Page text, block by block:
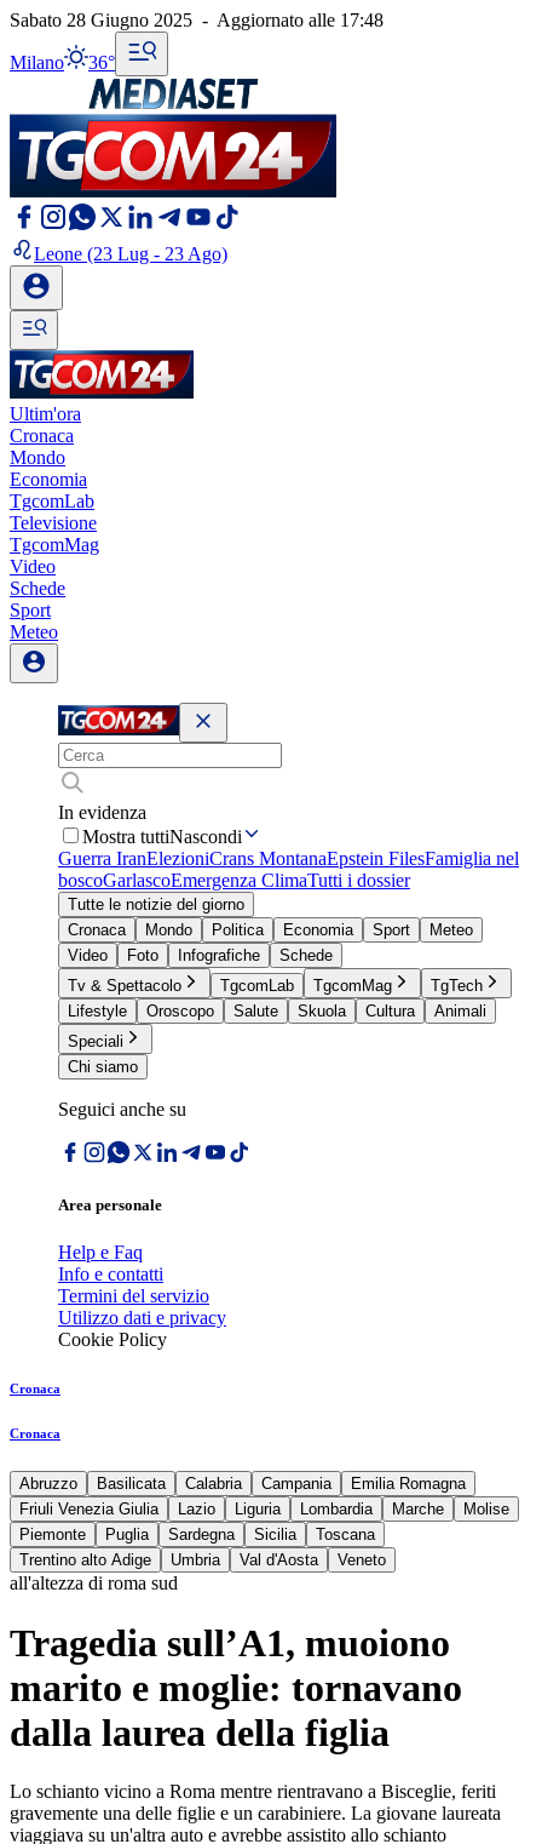
Sabato 28 Giugno 2025 - Aggiornato alle 17:48
Milano 36°
Leone (23 Lug - 23 Ago)
Ultim'ora
Cronaca
Mondo
Economia
TgcomLab
Televisione
TgcomMag
Video
Schede
Sport
Meteo
In evidenza
Mostra tuttiNascondi
Guerra IranElezioniCrans MontanaEpstein FilesFamiglia nel
boscoGarlascoEmergenza ClimaTutti i dossier
Tutte le notizie del giorno
Cronaca
Mondo Politica Economia Sport
Meteo
Video
Foto Infografiche
Schede
Tv & Spettacolo
TgcomLab TgcomMag
TgTech
Lifestyle
Oroscopo Salute Skuola Cultura
Animali
Speciali
Chi siamo
Seguici anche su
Area personale
Help e Faq
Info e contatti
Termini del servizio
Utilizzo dati e privacy
Cookie Policy
Cronaca
Cronaca
Abruzzo Basilicata Calabria Campania
Emilia Romagna
Friuli Venezia Giulia
Lazio Liguria Lombardia Marche
Molise
Piemonte
Puglia Sardegna Sicilia
Toscana
Trentino alto Adige
Umbria Val d'Aosta Veneto
all'altezza di roma sud
Tragedia sull’A1, muoiono
marito e moglie: tornavano
dalla laurea della figlia
Lo schianto vicino a Roma mentre rientravano a Bisceglie, feriti
gravemente una delle figlie e un carabiniere. La giovane laureata
viaggiava su un'altra auto e avrebbe assistito allo schianto